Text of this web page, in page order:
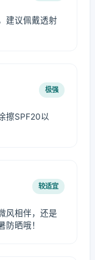
建议佩戴透射
极强
擦SPF20以
较适宜
风相伴，还是
防晒哦！